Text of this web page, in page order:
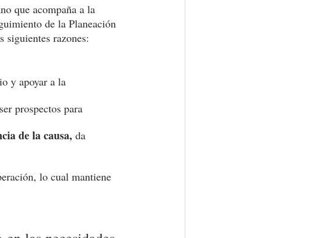
que acompaña a la
de la Planeación
siguientes razones:
y apoyar a la
prospectos para
de la causa, da
lo cual mantiene